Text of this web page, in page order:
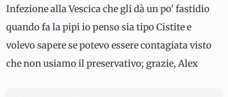
InfezioneallaVescicache gli dà un po' fastidio
quando fa la pipi io penso sia tipo Cistitee
volevo sapere se potevo essere contagiata visto
che non usiamo il preservativo; grazie, Alex